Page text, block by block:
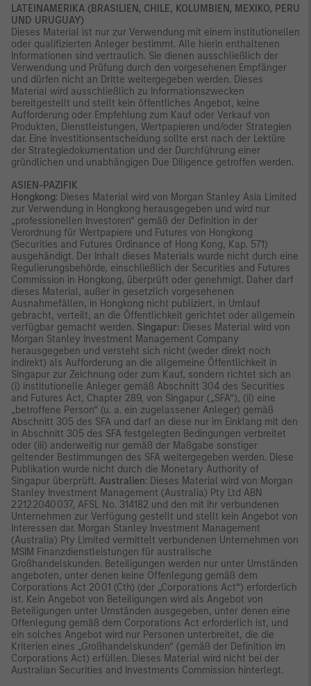
LATEINAMERIKA (BRASILIEN, CHILE, KOLUMBIEN, MEXIKO, PERU
UND URUGUAY)
Dieses Material ist nur zur Verwendung mit einem institutionellen
oder qualifizierten Anleger bestimmt. Alle hierin enthaltenen
Informationen sind vertraulich. Sie dienen ausschließlich der
Verwendung und Prüfung durch den vorgesehenen Empfänger
und dürfen nicht an Dritte weitergegeben werden. Dieses
Material wird ausschließlich zu Informationszwecken
bereitgestellt und stellt kein öffentliches Angebot, keine
Aufforderung oder Empfehlung zum Kauf oder Verkauf von
Produkten, Dienstleistungen, Wertpapieren und/oder Strategien
dar. Eine Investitionsentscheidung sollte erst nach der Lektüre
der Strategiedokumentation und der Durchführung einer
gründlichen und unabhängigen Due Diligence getroffen werden.
ASIEN-PAZIFIK
Hongkong: Dieses Material wird von Morgan Stanley Asia Limited
zur Verwendung in Hongkong herausgegeben und wird nur
„professionellen Investoren“ gemäß der Definition in der
Verordnung für Wertpapiere und Futures von Hongkong
(Securities and Futures Ordinance of Hong Kong, Kap. 571)
ausgehändigt. Der Inhalt dieses Materials wurde nicht durch eine
Regulierungsbehörde, einschließlich der Securities and Futures
Commission in Hongkong, überprüft oder genehmigt. Daher darf
dieses Material, außer in gesetzlich vorgesehenen
Ausnahmefällen, in Hongkong nicht publiziert, in Umlauf
gebracht, verteilt, an die Öffentlichkeit gerichtet oder allgemein
verfügbar gemacht werden. Singapur: Dieses Material wird von
Morgan Stanley Investment Management Company
herausgegeben und versteht sich nicht (weder direkt noch
indirekt) als Aufforderung an die allgemeine Öffentlichkeit in
Singapur zur Zeichnung oder zum Kauf, sondern richtet sich an
(i) institutionelle Anleger gemäß Abschnitt 304 des Securities
and Futures Act, Chapter 289, von Singapur („SFA“), (ii) eine
„betroffene Person“ (u. a. ein zugelassener Anleger) gemäß
Abschnitt 305 des SFA und darf an diese nur im Einklang mit den
in Abschnitt 305 des SFA festgelegten Bedingungen verbreitet
oder (iii) anderweitig nur gemäß der Maßgabe sonstiger
geltender Bestimmungen des SFA weitergegeben werden. Diese
Publikation wurde nicht durch die Monetary Authority of
Singapur überprüft. Australien: Dieses Material wird von Morgan
Stanley Investment Management (Australia) Pty Ltd ABN
22122040037, AFSL No. 314182 und den mit ihr verbundenen
Unternehmen zur Verfügung gestellt und stellt kein Angebot von
Interessen dar. Morgan Stanley Investment Management
(Australia) Pty Limited vermittelt verbundenen Unternehmen von
MSIM Finanzdienstleistungen für australische
Großhandelskunden. Beteiligungen werden nur unter Umständen
angeboten, unter denen keine Offenlegung gemäß dem
Corporations Act 2001 (Cth) (der „Corporations Act“) erforderlich
ist. Kein Angebot von Beteiligungen wird als Angebot von
Beteiligungen unter Umständen ausgegeben, unter denen eine
Offenlegung gemäß dem Corporations Act erforderlich ist, und
ein solches Angebot wird nur Personen unterbreitet, die die
Kriterien eines „Großhandelskunden“ (gemäß der Definition im
Corporations Act) erfüllen. Dieses Material wird nicht bei der
Australian Securities and Investments Commission hinterlegt.